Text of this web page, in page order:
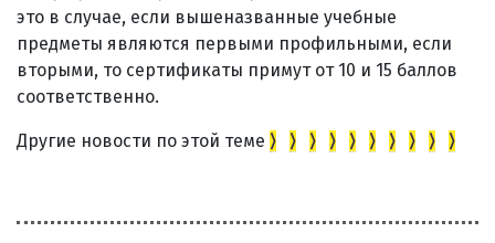
это в случае, если вышеназванные учебные
предметы являются первыми профильными, если
вторыми, то сертификаты примут от 10 и 15 баллов
соответственно.
Другие новости по этой теме ⟩ ⟩ ⟩ ⟩ ⟩ ⟩ ⟩ ⟩ ⟩ ⟩